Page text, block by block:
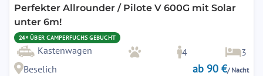
Perfekter Allrounder / Pilote V 600G mit Solar
unter 6m!
24× ÜBER CAMPERFUCHS GEBUCHT
Kastenwagen 4
3
Beselich
ab 90 €/ Nacht